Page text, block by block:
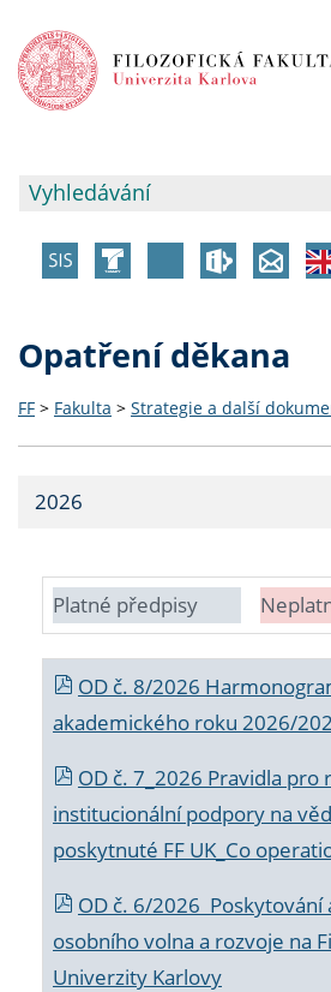
Opatření děkana
FF > Fakulta > Strategie a další
2026
Platné předpisy
OD č. 8/2026
akademického roku 2026/
OD č. 7_2026 Pravidla pro
institucionální podpory na
poskytnuté FF UK_Co
OD č. 6/2026 Poskytování
osobního volna a rozvoje na
Univerzity Karlovy